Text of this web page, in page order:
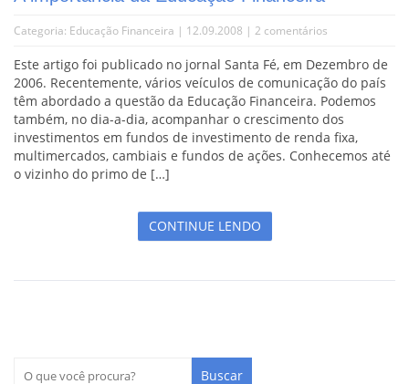
Categoria: Educação Financeira | 12.09.2008 | 2 comentários
Este artigo foi publicado no jornal Santa Fé, em Dezembro de
2006. Recentemente, vários veículos de comunicação do país
têm abordado a questão da Educação Financeira. Podemos
também, no dia-a-dia, acompanhar o crescimento dos
investimentos em fundos de investimento de renda fixa,
multimercados, cambiais e fundos de ações. Conhecemos até
o vizinho do primo de […]
CONTINUE LENDO